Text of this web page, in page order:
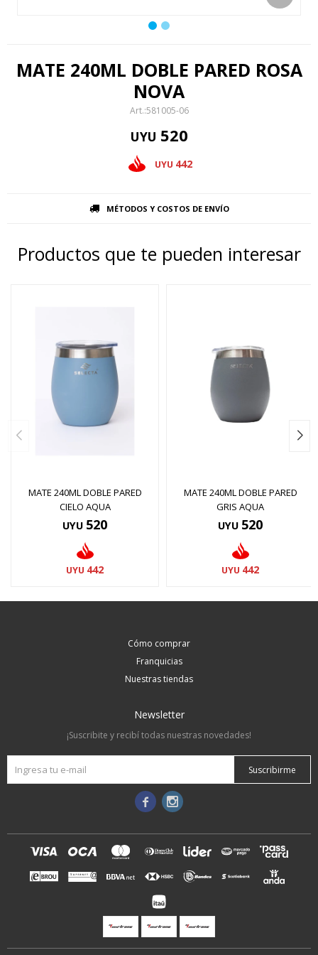
MATE 240ML DOBLE PARED ROSA
NOVA
581005-06
UYU 520
UYU 442
MÉTODOS Y COSTOS DE ENVÍO
Productos que te pueden interesar
MATE 240ML DOBLE PARED
CIELO AQUA
UYU 520
UYU 442
MATE 240ML DOBLE PARED
GRIS AQUA
UYU 520
UYU 442
Cómo comprar
Franquicias
Nuestras tiendas
Newsletter
¡Suscribite y recibí todas nuestras novedades!
Suscribirme
 